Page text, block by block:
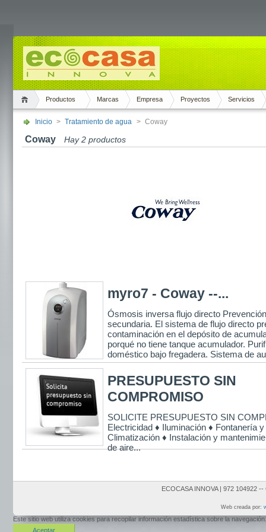
Productos Marcas Empresa Proyectos Servicios
Inicio > Tratamiento de agua > Coway
Coway Hay 2 productos
myro7 - Coway --...
Ósmosis inversa flujo directo
secundaria. El sistema de flujo directo
contaminación en el depósito de
porqué no tiene tanque acumulador.
doméstico bajo fregadera. Sistema de
PRESUPUESTO SIN
COMPROMISO
SOLICITE PRESUPUESTO SIN
Electricidad ♦ Iluminación ♦ Fontanería
Climatización ♦ Instalación y
de aire...
ECOCASA INNOVA | 972 104922
Web creada por:
Este sitio web utiliza cookies para recopilar información estadística sobre la
Aceptar